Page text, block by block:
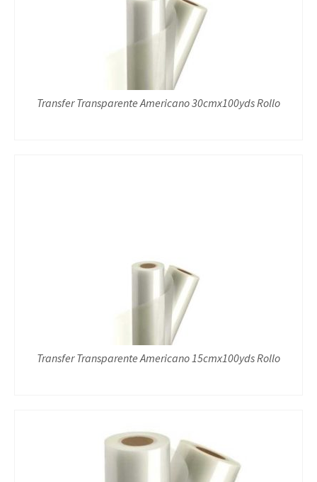
Transfer Transparente Americano 30cmx100yds Rollo
Transfer Transparente Americano 15cmx100yds Rollo